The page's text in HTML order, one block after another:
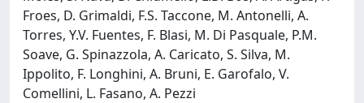
Froes, D. Grimaldi, F.S. Taccone, M. Antonelli, A.
Torres, Y.V. Fuentes, F. Blasi, M. Di Pasquale, P.M.
Soave, G. Spinazzola, A. Caricato, S. Silva, M.
Ippolito, F. Longhini, A. Bruni, E. Garofalo, V.
Comellini, L. Fasano, A. Pezzi